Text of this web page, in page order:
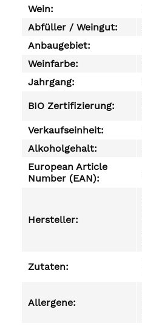
Wein:
Abfüller / Weingut:
Anbaugebiet:
Weinfarbe:
Jahrgang:
BIO Zertifizierung:
Verkaufseinheit:
Alkoholgehalt:
European Article
Number (EAN):
Hersteller:
Zutaten:
Allergene: